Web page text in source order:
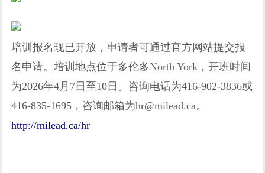
培训报名现已开放，申请者可通过官方网站提交报
名申请。培训地点位于多伦多North York，开班时间
为2026年4月7日至10日。咨询电话为416-902-3836或
416-835-1695，咨询邮箱为hr@milead.ca。
http://milead.ca/hr